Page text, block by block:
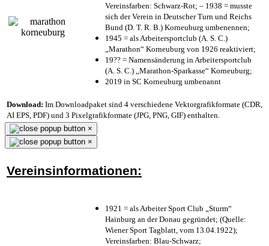
Vereinsfarben: Schwarz-Rot; – 1938 = musste
sich der Verein in Deutscher Turn und Reichs
Bund (D. T. R. B.) Korneuburg umbenennen;
1945 = als Arbeitersportclub (A. S. C.)
„Marathon“ Korneuburg von 1926 reaktiviert;
19?? = Namensänderung in Arbeitersportclub
(A. S. C.) „Marathon-Sparkasse“ Korneuburg;
2019 in SC Korneuburg umbenannt
Download: Im Downloadpaket sind 4 verschiedene Vektorgrafikformate (CDR,
AI EPS, PDF) und 3 Pixelgrafikformate (JPG, PNG, GIF) enthalten.
×
×
Vereinsinformationen:
1921 = als Arbeiter Sport Club „Sturm“
Hainburg an der Donau gegründet; (Quelle:
Wiener Sport Tagblatt, vom 13.04.1922);
Vereinsfarben: Blau-Schwarz;